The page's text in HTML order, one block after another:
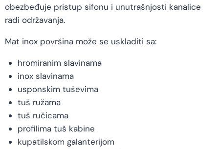
obezbeđuje pristup sifonu i unutrašnjosti kanalice
radi održavanja.
Mat inox površina može se uskladiti sa:
hromiranim slavinama
inox slavinama
usponskim tuševima
tuš ružama
tuš ručicama
profilima tuš kabine
kupatilskom galanterijom